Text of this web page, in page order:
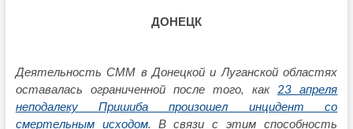
ДОНЕЦК
Деятельность СММ в Донецкой и Луганской областях
оставалась ограниченной после того, как
23 апреля
неподалеку Пришиба произошел инцидент со
смертельным исходом. В связи с этим способность